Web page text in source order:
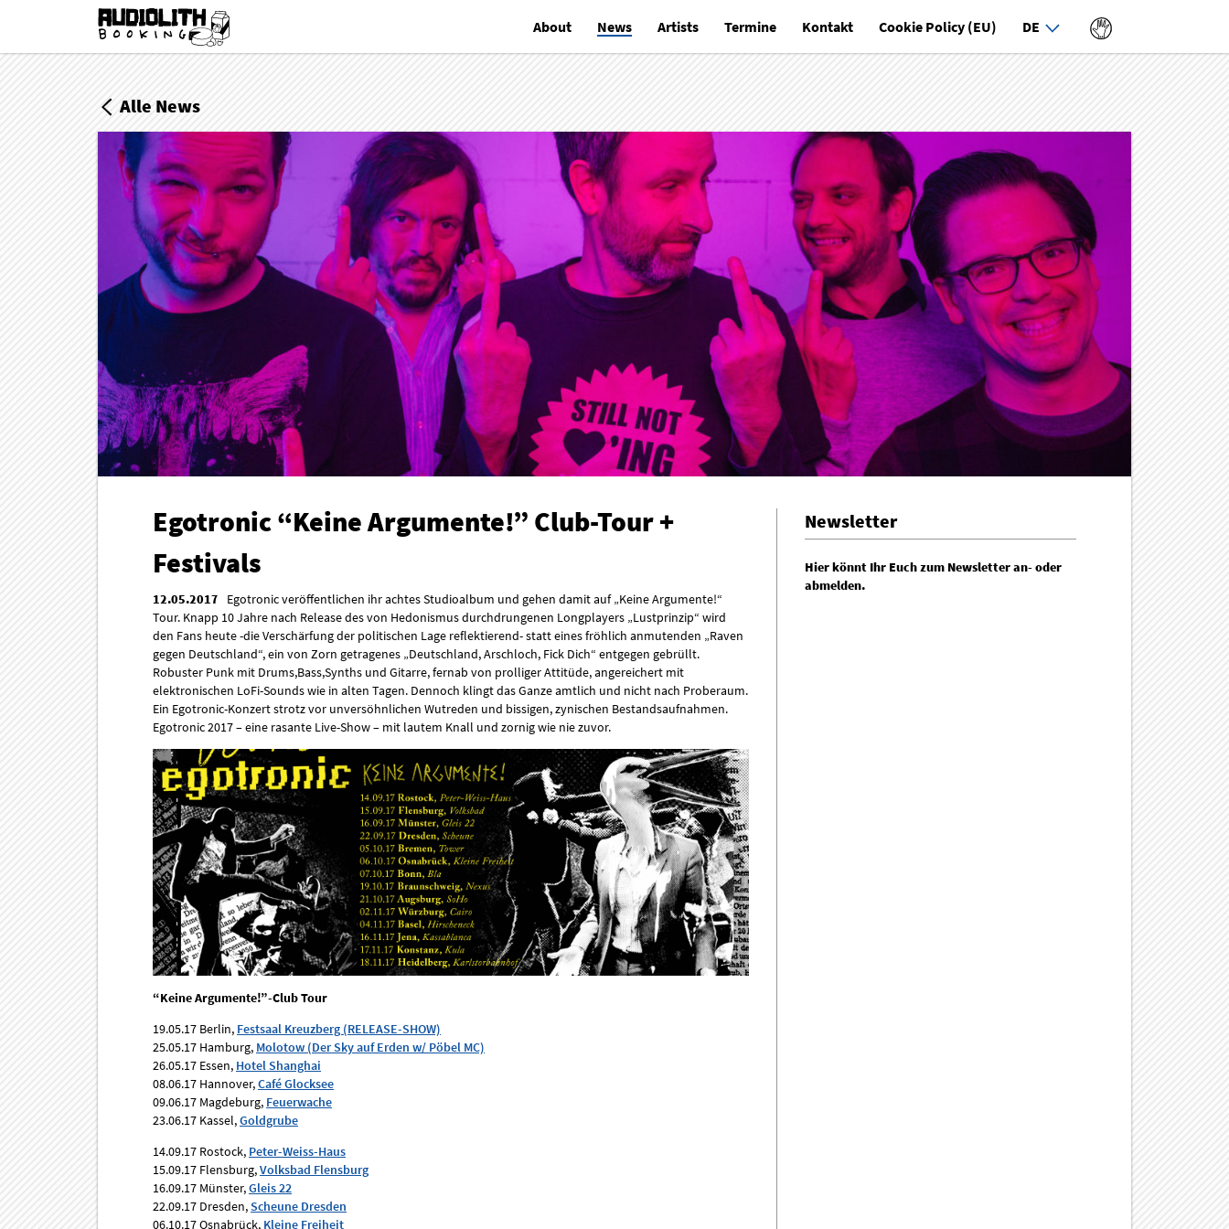
About News Artists Termine Kontakt Cookie Policy (EU) DE
Alle News
Egotronic “Keine Argumente!” Club-Tour +
Festivals
12.05.2017
Egotronic veröffentlichen ihr achtes Studioalbum und gehen damit auf „Keine Argumente!“
Tour. Knapp 10 Jahre nach Release des von Hedonismus durchdrungenen Longplayers „Lustprinzip“ wird
den Fans heute -die Verschärfung der politischen Lage reflektierend- statt eines fröhlich anmutenden „Raven
gegen Deutschland“, ein von Zorn getragenes „Deutschland, Arschloch, Fick Dich“ entgegen gebrüllt.
Robuster Punk mit Drums,Bass,Synths und Gitarre, fernab von prolliger Attitüde, angereichert mit
elektronischen LoFi-Sounds wie in alten Tagen. Dennoch klingt das Ganze amtlich und nicht nach Proberaum.
Ein Egotronic-Konzert strotz vor unversöhnlichen Wutreden und bissigen, zynischen Bestandsaufnahmen.
Egotronic 2017 – eine rasante Live-Show – mit lautem Knall und zornig wie nie zuvor.
“Keine Argumente!”-Club Tour
19.05.17 Berlin, Festsaal Kreuzberg (RELEASE-SHOW)
25.05.17 Hamburg, Molotow (Der Sky auf Erden w/ Pöbel MC)
26.05.17 Essen, Hotel Shanghai
08.06.17 Hannover,Café Glocksee
09.06.17 Magdeburg, Feuerwache
23.06.17 Kassel,Goldgrube
14.09.17 Rostock, Peter-Weiss-Haus
15.09.17 Flensburg,Volksbad Flensburg
16.09.17 Münster,Gleis 22
22.09.17 Dresden,Scheune Dresden
06.10.17 Osnabrück, Kleine Freiheit
Newsletter
Hier könnt Ihr Euch zum Newsletter an- oder
abmelden.